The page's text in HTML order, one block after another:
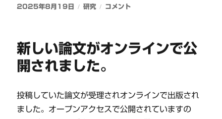
投
2025年8月19日
カ
ー
研究
投
い
論
受
理
コメント
新しい論文がオンラインで公
開されました。
投稿していた論文が受理されオンラインで出版され
ました。オープンアクセスで公開されていますの